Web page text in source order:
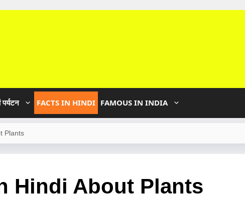
पर्यटन FACTS IN HINDI FAMOUS IN INDIA
Plants
Hindi About Plants